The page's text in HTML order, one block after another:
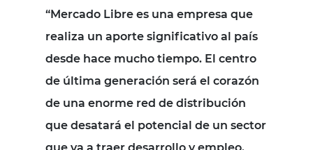
“Mercado Libre es una empresa que
realiza un aporte significativo al país
desde hace mucho tiempo. El centro
de última generación será el corazón
de una enorme red de distribución
que desatará el potencial de un sector
que va a traer desarrollo y empleo.